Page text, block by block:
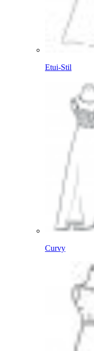
Etui-Stil
Curvy